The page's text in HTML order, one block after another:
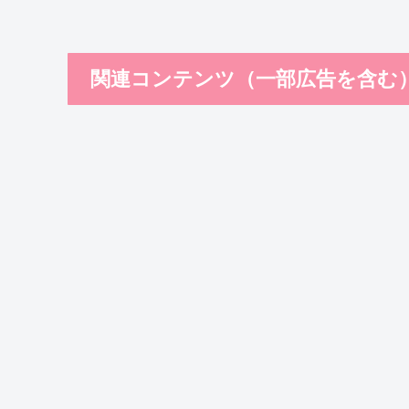
関連コンテンツ（一部広告を含む